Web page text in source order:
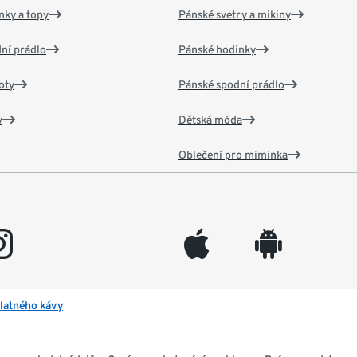
a topy
prádlo
Pánské svetry a mikiny
Pánské hodinky
Pánské spodní prádlo
Dětská móda
Oblečení pro miminka
appleinc android
kávy